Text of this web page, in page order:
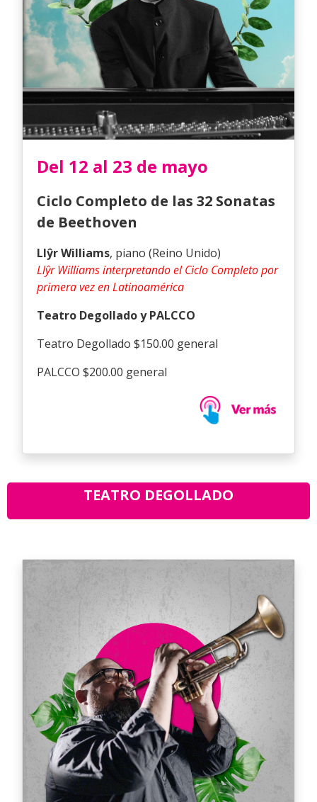
Del 12 al 23 de mayo
Ciclo Completo de las 32 Sonatas
de Beethoven
Llŷr Williams, piano (Reino Unido)
Llŷr Williams interpretando el Ciclo Completo por
primera vez en Latinoamérica
Teatro Degollado y PALCCO
Teatro Degollado $150.00 general
PALCCO $200.00 general
TEATRO DEGOLLADO